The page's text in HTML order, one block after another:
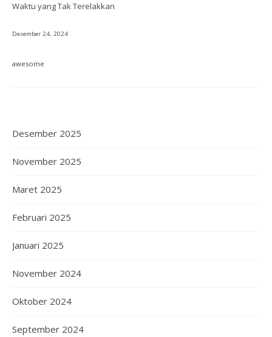
Waktu yang Tak Terelakkan
Desember 24, 2024
awesome
Desember 2025
November 2025
Maret 2025
Februari 2025
Januari 2025
November 2024
Oktober 2024
September 2024